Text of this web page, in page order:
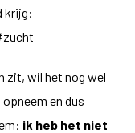
krijg:
zit, wil het nog wel
en dus
ik heb het niet